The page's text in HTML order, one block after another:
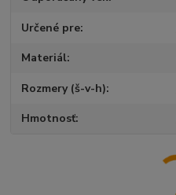
Určené pre
Materiál
Rozmery (š-v-h)
Hmotnosť